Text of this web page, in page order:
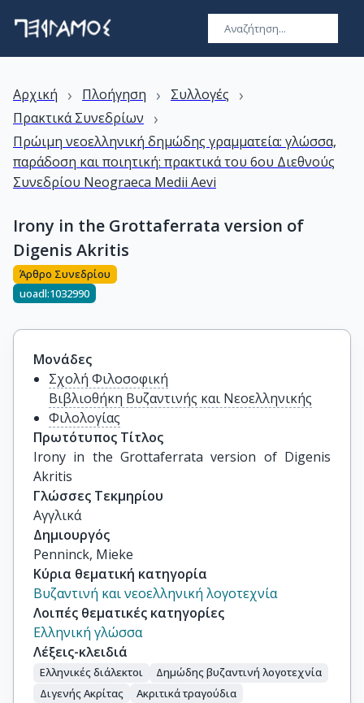
Αρχική › Πλοήγηση › Συλλογές ›
Πρακτικά Συνεδρίων ›
Πρώιμη νεοελληνική δημώδης γραμματεία: γλώσσα,
παράδοση και ποιητική: πρακτικά του 6ου Διεθνούς
Συνεδρίου Neograeca Medii Aevi
Irony in the Grottaferrata version of
Digenis Akritis
Άρθρο Συνεδρίου
uoadl:1032990
Μονάδες
Σχολή Φιλοσοφική
Βιβλιοθήκη Βυζαντινής και Νεοελληνικής
Φιλολογίας
Πρωτότυπος Τίτλος
Irony in the Grottaferrata version of Digenis
Akritis
Γλώσσες Τεκμηρίου
Αγγλικά
Δημιουργός
Penninck, Mieke
Κύρια θεματική κατηγορία
Βυζαντινή και νεοελληνική λογοτεχνία
Λοιπές θεματικές κατηγορίες
Ελληνική γλώσσα
Λέξεις-κλειδιά
Ελληνικές διάλεκτοι
Δημώδης βυζαντινή λογοτεχνία
Διγενής Ακρίτας
Ακριτικά τραγούδια